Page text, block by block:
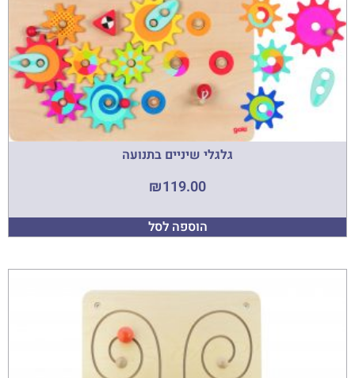
גלגלי שיניים בתנועה
₪119.00
הוספה לסל